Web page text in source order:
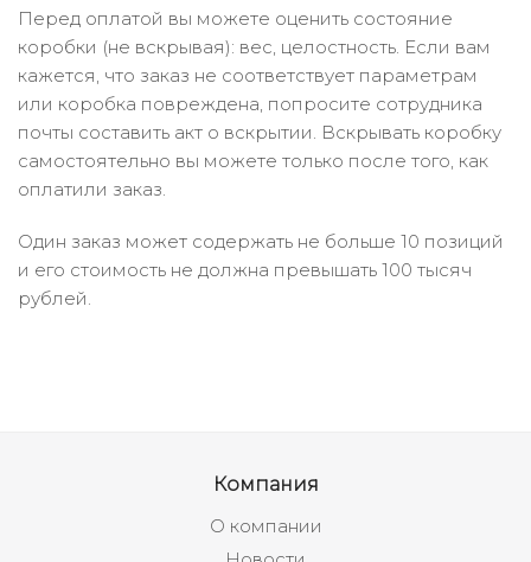
Перед оплатой вы можете оценить состояние
коробки (не вскрывая): вес, целостность. Если вам
кажется, что заказ не соответствует параметрам
или коробка повреждена, попросите сотрудника
почты составить акт о вскрытии. Вскрывать коробку
самостоятельно вы можете только после того, как
оплатили заказ.
Один заказ может содержать не больше 10 позиций
и его стоимость не должна превышать 100 тысяч
рублей.
Компания
О компании